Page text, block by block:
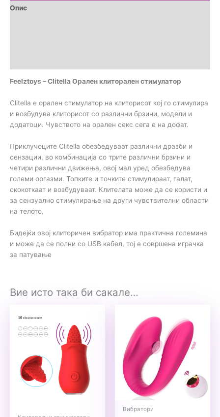
Опис
Feelztoys – Clitella Орален клиторален стимулатор
Clitella е орален стимулатор на клиторисот кој го стимулира
и возбудува клиторисот со различни брзини, модели и
додатоци. Чувството на орален секс сега е на дофат.
Приклучоците Clitella обезбедуваат различни дразби и
сензации, во комбинација со трите различни брзини и
четири различни движења, овој мал уред обезбедува
големи оргазми. Топките и точките стимулираат, галат,
скокоткаат и возбудуваат. Клителата може да се користи и
за сензуално стимулирање на други чувствителни области
на телото.
Бидејќи овој клиторичен вибратор има практична големина
и може да се полни со USB кабел, тој е совршена играчка
за патување
Вие исто така би сакале…
Вибратори